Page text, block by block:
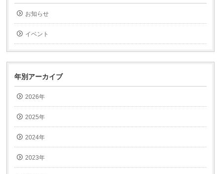
達
へ
メ
ー
で
送
信
(新
い
ィ
ン
ド
ウ
で
開
ま
す)
刷
(新
し
い
ィ
ン
ド
ウ
開
ま
す)
お知らせ
イベント
年別アーカイブ
2026年
2025年
2024年
2023年